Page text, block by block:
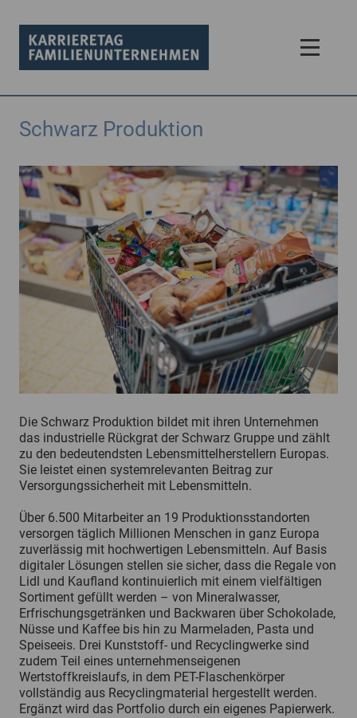
Schwarz Produktion
Die Schwarz Produktion bildet mit ihren Unternehmen
das industrielle Rückgrat der Schwarz Gruppe und zählt
zu den bedeutendsten Lebensmittelherstellern Europas.
Sie leistet einen systemrelevanten Beitrag zur
Versorgungssicherheit mit Lebensmitteln.
Über 6.500 Mitarbeiter an 19 Produktionsstandorten
versorgen täglich Millionen Menschen in ganz Europa
zuverlässig mit hochwertigen Lebensmitteln. Auf Basis
digitaler Lösungen stellen sie sicher, dass die Regale von
Lidl und Kaufland kontinuierlich mit einem vielfältigen
Sortiment gefüllt werden – von Mineralwasser,
Erfrischungsgetränken und Backwaren über Schokolade,
Nüsse und Kaffee bis hin zu Marmeladen, Pasta und
Speiseeis. Drei Kunststoff- und Recyclingwerke sind
zudem Teil eines unternehmenseigenen
Wertstoffkreislaufs, in dem PET-Flaschenkörper
vollständig aus Recyclingmaterial hergestellt werden.
Ergänzt wird das Portfolio durch ein eigenes Papierwerk.